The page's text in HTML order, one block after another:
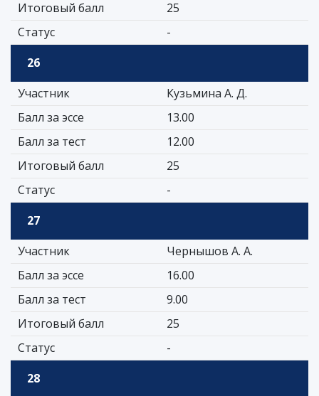
Итоговый балл
25
Статус
-
26
Участник
Кузьмина А. Д.
Балл за эссе
13.00
Балл за тест
12.00
Итоговый балл
25
Статус
-
27
Участник
Чернышов А. А.
Балл за эссе
16.00
Балл за тест
9.00
Итоговый балл
25
Статус
-
28